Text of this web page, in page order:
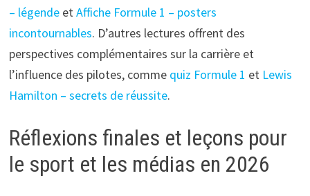
– légendeetAffiche Formule 1 – posters
incontournables. D’autres lectures offrent des
perspectives complémentaires sur la carrière et
l’influence des pilotes, comme quiz Formule 1 et Lewis
Hamilton – secrets de réussite.
Réflexions finales et leçons pour
le sport et les médias en 2026